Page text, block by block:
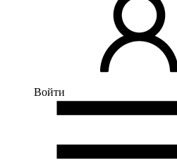
Войти